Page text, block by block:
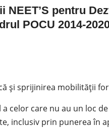
pentru
POCU 2014-
și sprijinirea mobilității
celor care nu au un loc
inclusiv prin punerea în